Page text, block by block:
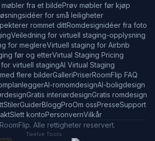
fra et bildePrøv møbler før kjøp
for små leiligheter
rommet dittRomdesignidéer fra foto
Veiledning for virtuell staging-opplysning
for meglereVirtuell staging for Airbnb
før og etterVirtual Staging Pricing
virtuell stagingAI Virtual Staging
flere bilderGalleriPriserRoomFlip FAQ
AI-romomdesignAI-boligdesign
Gratis interiørdesignGratis romdesign
StilerGuiderBloggProOm ossPresseSupport
Slett kontoPersonvernVilkår
Alle rettigheter reservert.
Twelve Tools